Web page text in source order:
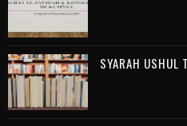
SYARAH USHUL